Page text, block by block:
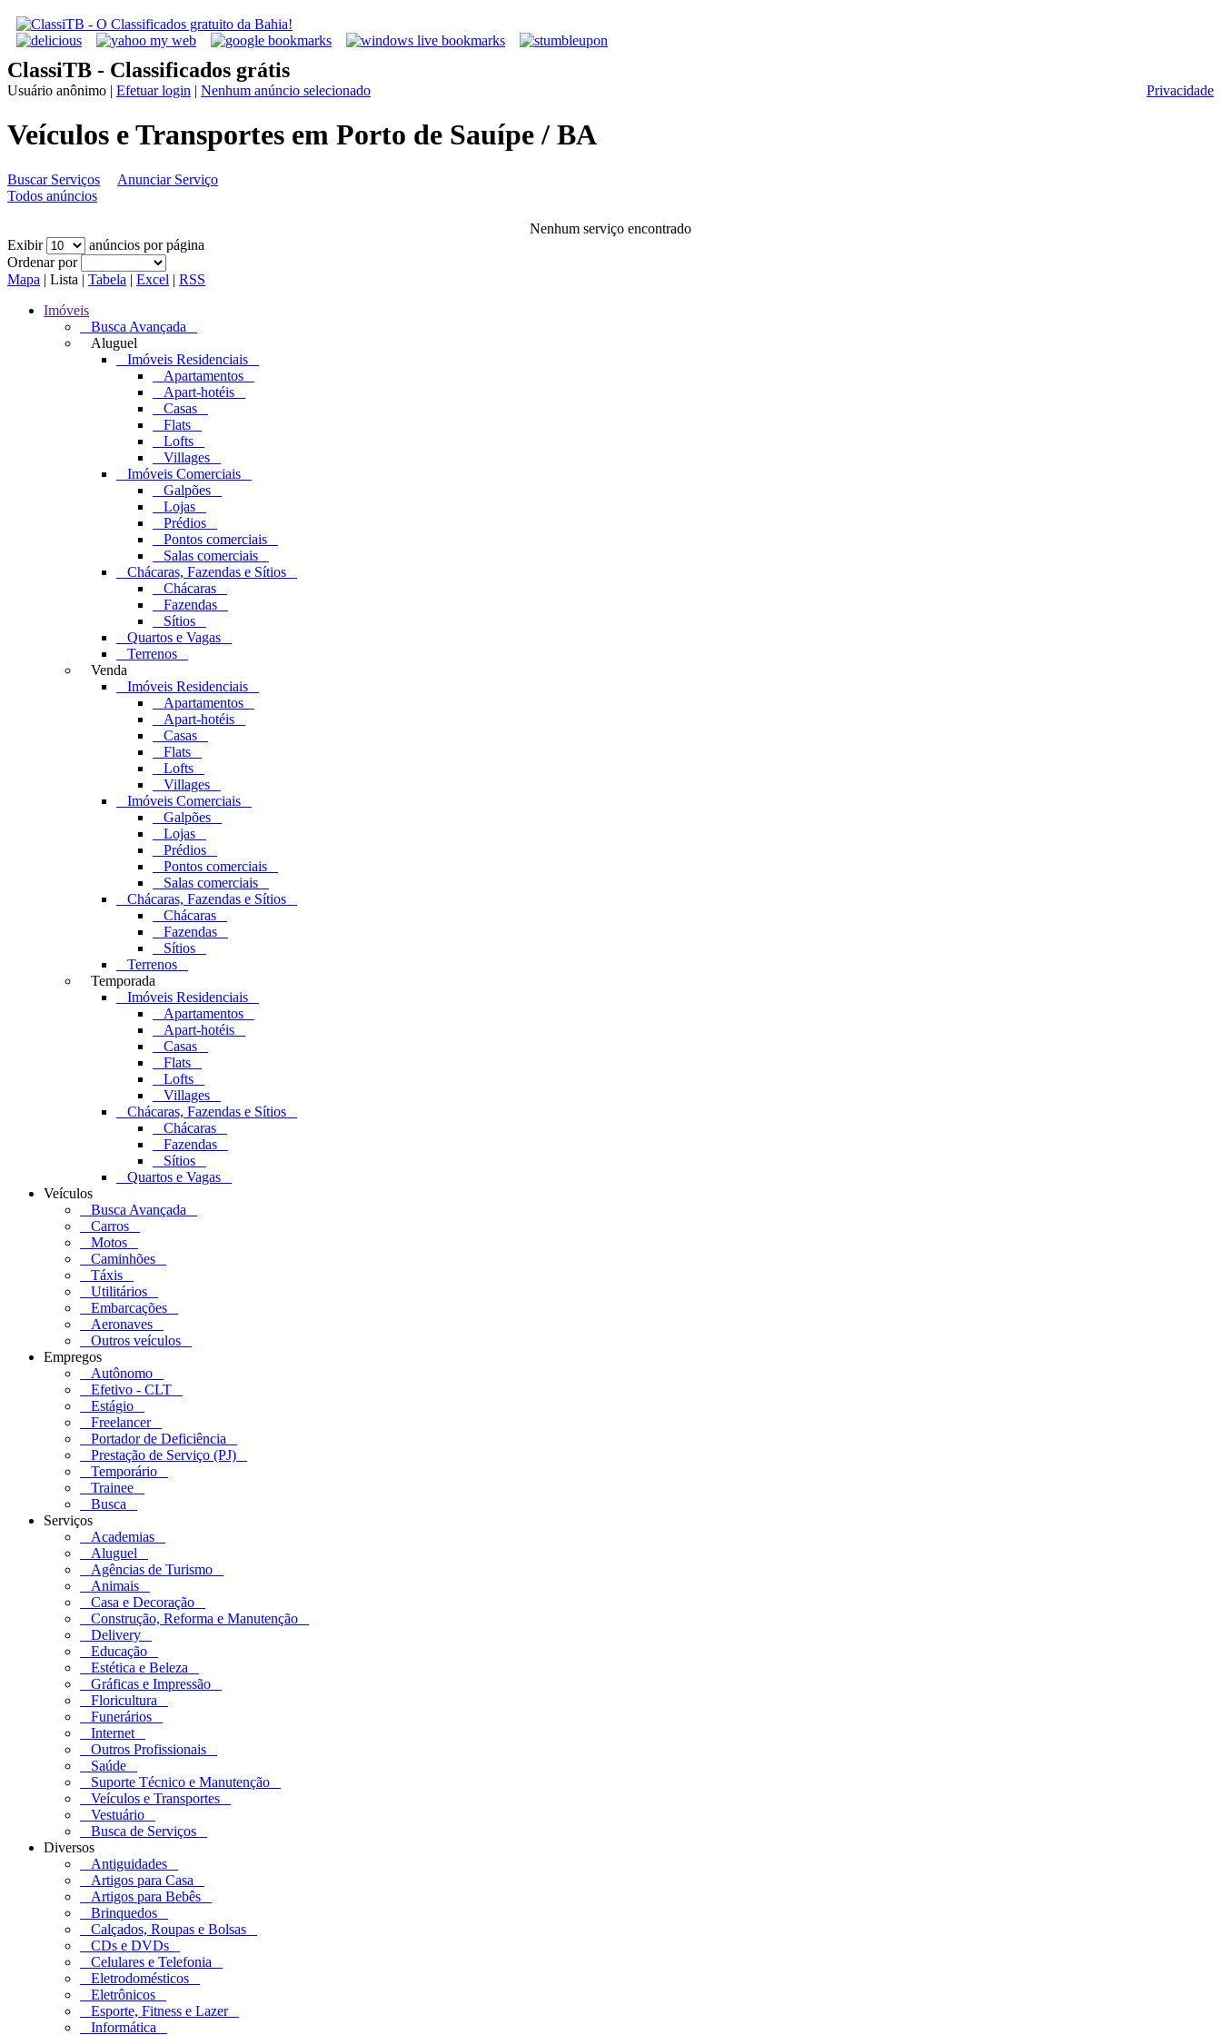
ClassiTB - Classificados grátis
Privacidade
Usuário anônimo | Efetuar login | Nenhum anúncio selecionado
Veículos e Transportes em Porto de Sauípe / BA
Buscar Serviços
Anunciar Serviço
Todos anúncios
Nenhum serviço encontrado
Exibir
anúncios por página
Ordenar por
Mapa | Lista | Tabela | Excel | RSS
Imóveis
Busca Avançada
Aluguel
Imóveis Residenciais
Apartamentos
Apart-hotéis
Casas
Flats
Lofts
Villages
Imóveis Comerciais
Galpões
Lojas
Prédios
Pontos comerciais
Salas comerciais
Chácaras, Fazendas e Sítios
Chácaras
Fazendas
Sítios
Quartos e Vagas
Terrenos
Venda
Imóveis Residenciais
Apartamentos
Apart-hotéis
Casas
Flats
Lofts
Villages
Imóveis Comerciais
Galpões
Lojas
Prédios
Pontos comerciais
Salas comerciais
Chácaras, Fazendas e Sítios
Chácaras
Fazendas
Sítios
Terrenos
Temporada
Imóveis Residenciais
Apartamentos
Apart-hotéis
Casas
Flats
Lofts
Villages
Chácaras, Fazendas e Sítios
Chácaras
Fazendas
Sítios
Quartos e Vagas
Veículos
Busca Avançada
Carros
Motos
Caminhões
Táxis
Utilitários
Embarcações
Aeronaves
Outros veículos
Empregos
Autônomo
Efetivo - CLT
Estágio
Freelancer
Portador de Deficiência
Prestação de Serviço (PJ)
Temporário
Trainee
Busca
Serviços
Academias
Aluguel
Agências de Turismo
Animais
Casa e Decoração
Construção, Reforma e Manutenção
Delivery
Educação
Estética e Beleza
Gráficas e Impressão
Floricultura
Funerários
Internet
Outros Profissionais
Saúde
Suporte Técnico e Manutenção
Veículos e Transportes
Vestuário
Busca de Serviços
Diversos
Antiguidades
Artigos para Casa
Artigos para Bebês
Brinquedos
Calçados, Roupas e Bolsas
CDs e DVDs
Celulares e Telefonia
Eletrodomésticos
Eletrônicos
Esporte, Fitness e Lazer
Informática